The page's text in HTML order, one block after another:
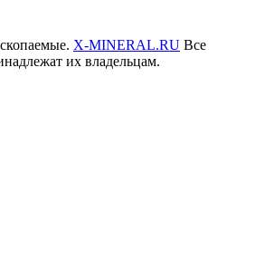
X-MINERAL.RU Все
их владельцам.